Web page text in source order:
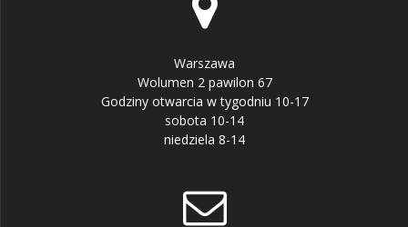
Warszawa
Wolumen 2 pawilon 67
Godziny otwarcia w tygodniu 10-17
sobota 10-14
niedziela 8-14